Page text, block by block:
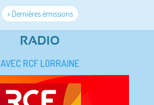
> Dernières émissions
RADIO
AVEC RCF LORRAINE